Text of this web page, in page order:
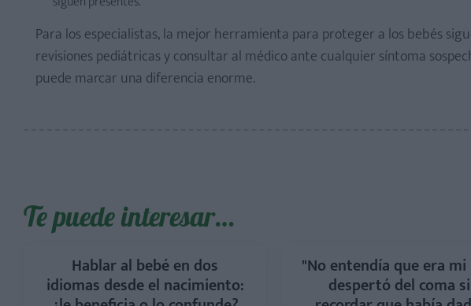
Para los especialistas, la mejor herramienta para proteger a los bebés
revisiones pediátricas y consultar al médico ante cualquier síntoma
puede marcar una diferencia enorme.
Te puede interesar…
Hablar al bebé en dos
idiomas desde el nacimiento:
"No entendía que era
despertó del coma